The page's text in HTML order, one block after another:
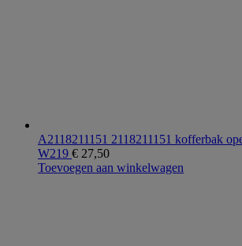
A2118211151 2118211151 kofferbak
W219 € 27,50
Toevoegen aan winkelwagen